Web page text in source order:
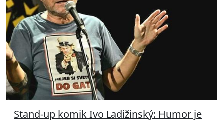
Stand-up komik Ivo Ladižinský: Humor je